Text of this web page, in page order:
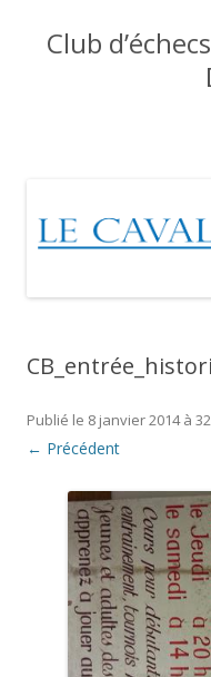
Club
Publié le 8 janvier 2014à
← Précédent